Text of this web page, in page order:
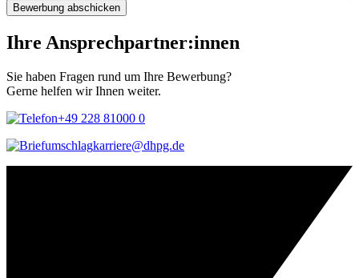
Ihre Ansprechpartner:innen
Sie haben Fragen rund um Ihre Bewerbung?
Gerne helfen wir Ihnen weiter.
+49 228 81000 0
karriere@dhpg.de